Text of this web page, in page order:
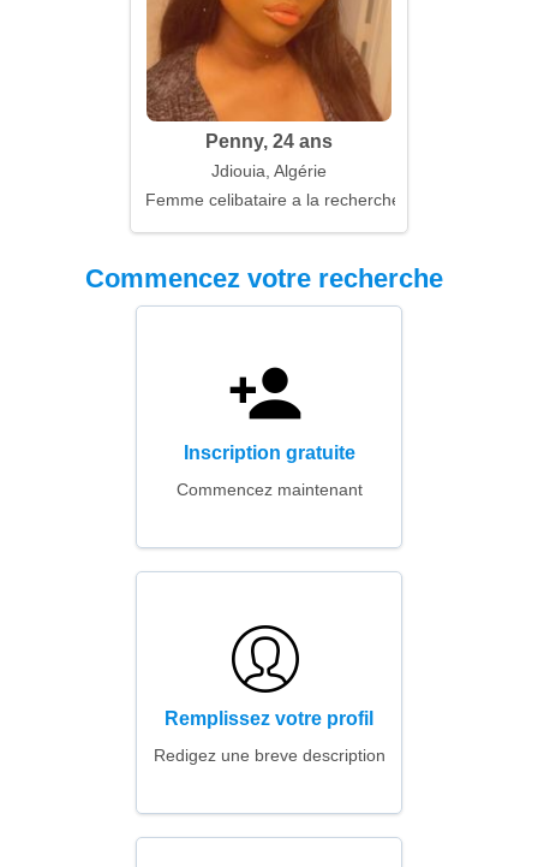
Penny, 24 ans
Jdiouia, Algérie
Femme celibataire a la recherche d'un mari
Commencez votre recherche
Inscription gratuite
Commencez maintenant
Remplissez votre profil
Redigez une breve description